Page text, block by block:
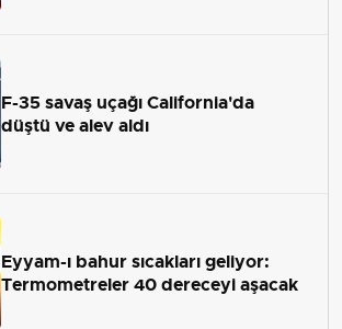
F-35 savaş uçağı California'da
düştü ve alev aldı
Eyyam-ı bahur sıcakları geliyor:
Termometreler 40 dereceyi aşacak